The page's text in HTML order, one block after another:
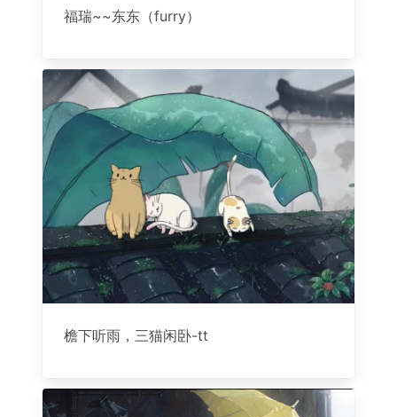
福瑞~~东东（furry）
檐下听雨，三猫闲卧-tt